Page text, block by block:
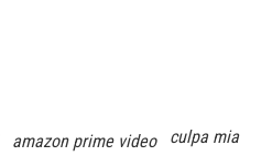
amazon prime video
culpa mia